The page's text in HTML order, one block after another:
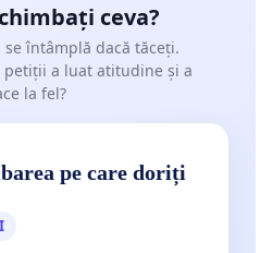
ceva?
se întâmplă dacă tăceți.
petiții a luat atitudine și a
la fel?
pe care doriți